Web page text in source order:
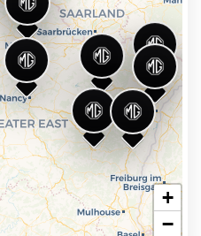
Avis
8h-12h / 13h30-18h
Avis
+
−